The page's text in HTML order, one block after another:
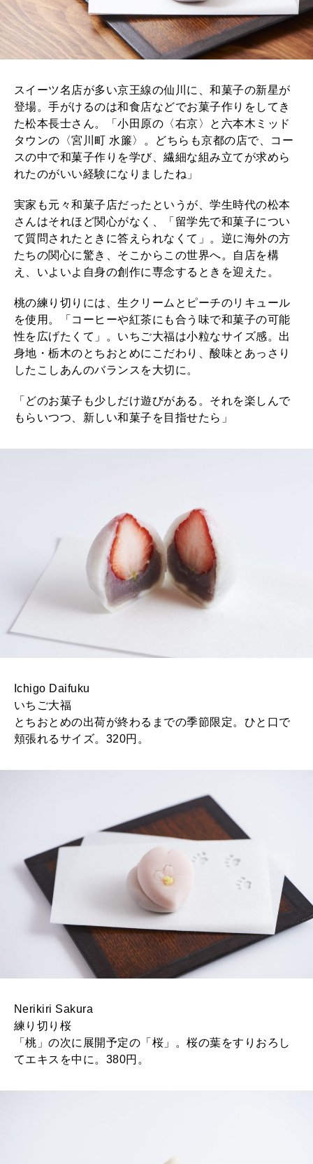
2026年7月号「鎌倉 ローカルが 教えてくれた 本当の歩き方。」
2026年6月号「大銀座 トレンドが生まれる 新しい一流店へ。」
2026年4月号「未来をつくる、学びの教科書。」
2026年3月号「スイーツ予想図 2026」
2026年2月号「良運を掴む 新・開運術。」
2026年1月号「猫がいれば、幸せ」
2025年12月号「お酒の新常識。」
MAGAZINE MOOK
スイーツ名店が多い京王線の仙川に、和菓子の新星が
登場。手がけるのは和食店などでお菓子作りをしてき
た松本長士さん。「小田原の〈右京〉と六本木ミッド
タウンの〈宮川町 水簾〉。どちらも京都の店で、コー
スの中で和菓子作りを学び、繊細な組み立てが求めら
れたのがいい経験になりましたね」
実家も元々和菓子店だったというが、学生時代の松本
さんはそれほど関心がなく、「留学先で和菓子につい
て質問されたときに答えられなくて」。逆に海外の方
たちの関心に驚き、そこからこの世界へ。自店を構
え、いよいよ自身の創作に専念するときを迎えた。
桃の練り切りには、生クリームとピーチのリキュール
を使用。「コーヒーや紅茶にも合う味で和菓子の可能
性を広げたくて」。いちご大福は小粒なサイズ感。出
身地・栃木のとちおとめにこだわり、酸味とあっさり
したこしあんのバランスを大切に。
「どのお菓子も少しだけ遊びがある。それを楽しんで
もらいつつ、新しい和菓子を目指せたら」
Ichigo Daifuku
いちご大福
とちおとめの出荷が終わるまでの季節限定。ひと口で
頬張れるサイズ。320円。
Nerikiri Sakura
練り切り桜
「桃」の次に展開予定の「桜」。桜の葉をすりおろし
てエキスを中に。380円。